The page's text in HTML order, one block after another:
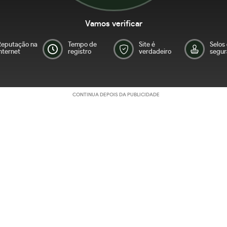
Vamos verificar
na
Tempo de
registro
Site é
verdadeiro
Selos
CONTINUA DEPOIS DA PUBLICIDADE